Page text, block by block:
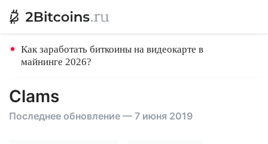
Как заработать биткоины на видеокарте в
майнинге 2026?
Clams
Последнее обновление — 7 июня 2019